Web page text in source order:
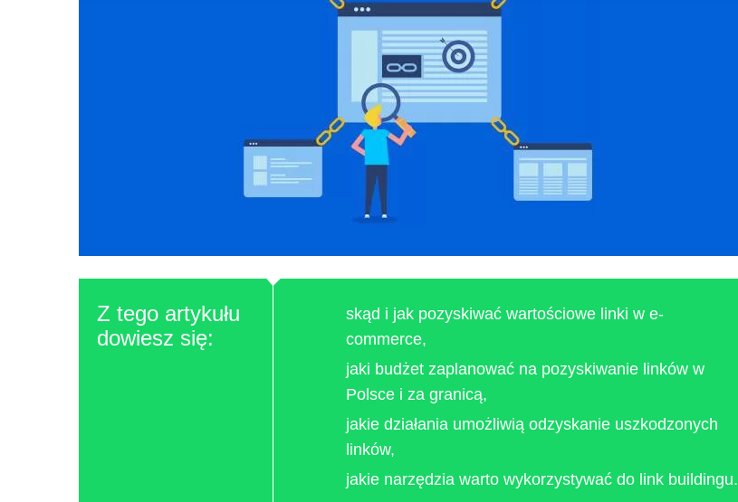
Z tego artykułu
dowiesz się:
skąd i jak pozyskiwać wartościowe linki w e-
commerce,
jaki budżet zaplanować na pozyskiwanie linków w
Polsce i za granicą,
jakie działania umożliwią odzyskanie uszkodzonych
linków,
jakie narzędzia warto wykorzystywać do link buildingu.